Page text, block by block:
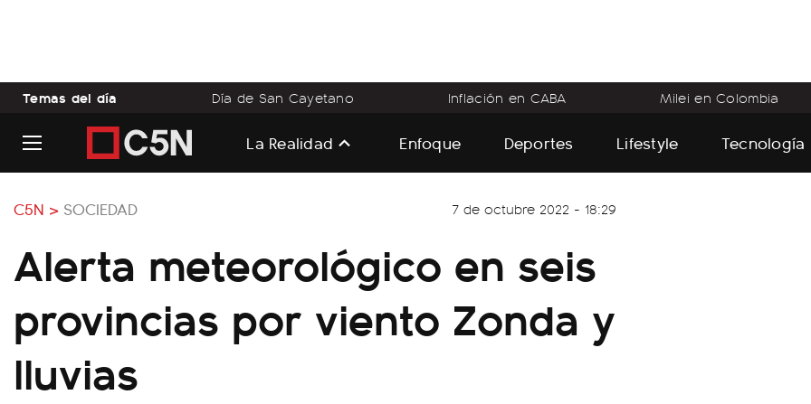
Temas del día Día de San Cayetano Inflación en CABA Milei en Colombia
La Realidad Enfoque Deportes Lifestyle Tecnología
C5N > SOCIEDAD 7 de octubre 2022 - 18:29
Alerta meteorológico en seis
provincias por viento Zonda y
lluvias